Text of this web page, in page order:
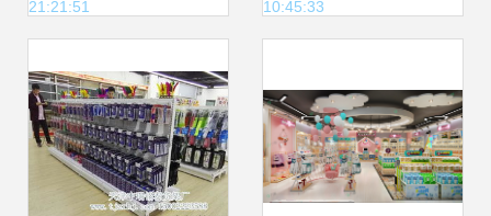
21:21:51
10:45:33